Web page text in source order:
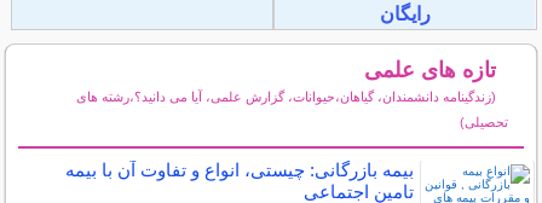
رایگان
تازه های علمی
(زندگینامه دانشمندان، گیاهان،حیوانات، گزارش علمی، آیا می دانید؟،رشته های
تحصیلی)
بیمه بازرگانی: چیستی، انواع و تفاوت آن با بیمه
تامین اجتماعی